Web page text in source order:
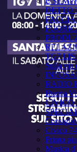
DETTO
FACCIA
TG7 LIS
Sulla via
RADIO
Buona
CIVICO
Civico
Primo
Musica